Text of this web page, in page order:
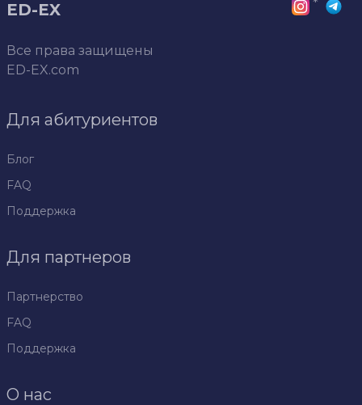
ED-EX
Все права защищены
ED-EX.com
*
Для абитуриентов
Блог
FAQ
Поддержка
Для партнеров
Партнерство
FAQ
Поддержка
О нас